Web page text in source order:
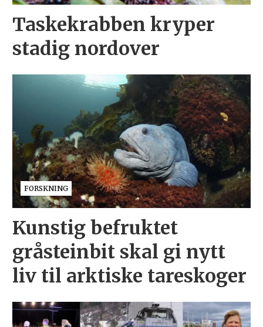
Taskekrabben kryper
stadig nordover
FORSKNING
Kunstig befruktet
gråsteinbit skal gi nytt
liv til arktiske tareskoger